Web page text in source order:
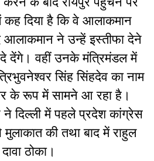
कह दिया है कि वे आलाकमान
आलाकमान ने उन्हें इस्तीफा देने
दे देंगे। वहीं उनके मंत्रिमंडल में
सिंह सिंहदेव का नाम
के रूप में सामने आ रहा है।
दिल्ली में पहले प्रदेश कांग्रेस
मुलाकात की तथा बाद में राहुल
ठोका।